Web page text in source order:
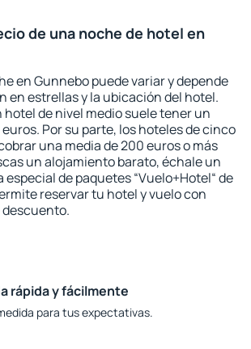
de una noche de hotel en
en Gunnebo puede variar y depende
en estrellas y la ubicación del hotel.
hotel de nivel medio suele tener un
Por su parte, los hoteles de cinco
una media de 200 euros o más
un alojamiento barato, échale un
especial de paquetes “Vuelo+Hotel“ de
reservar tu hotel y vuelo con
descuento.
rápida y fácilmente
para tus expectativas.